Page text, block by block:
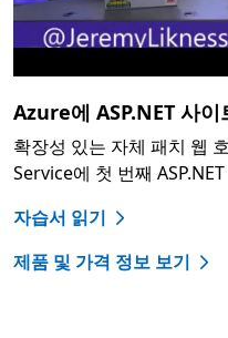
Azure에 ASP.NET 사이
확장성 있는 자체 패치 웹
Service에 첫 번째
자습서 읽기
제품 및 가격 정보 보기